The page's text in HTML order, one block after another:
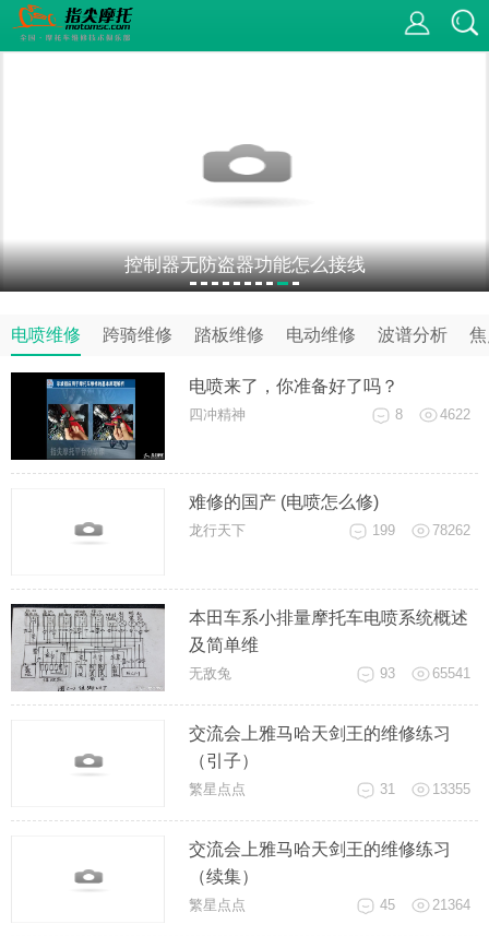
控制器无防盗器功能怎么接线
电喷维修 跨骑维修 踏板维修 电动维修 波谱分析
电喷来了，你准备好了吗？
四冲精神 4622
8
难修的国产 (电喷怎么修)
龙行天下 78262
199
本田车系小排量摩托车电喷系统概述
及简单维
无敌兔 65541
93
交流会上雅马哈天剑王的维修练习
（引子）
繁星点点 13355
31
交流会上雅马哈天剑王的维修练习
（续集）
繁星点点 21364
45